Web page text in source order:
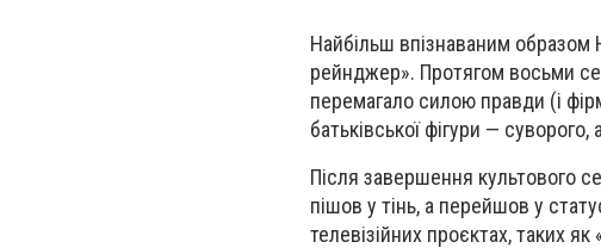
Найбільш впізнаваним образом
рейнджер». Протягом восьми
перемагало силою правди (і
батьківської фігури —
Після завершення культового
пішов у тінь, а перейшов у
телевізійних проєктах, таких